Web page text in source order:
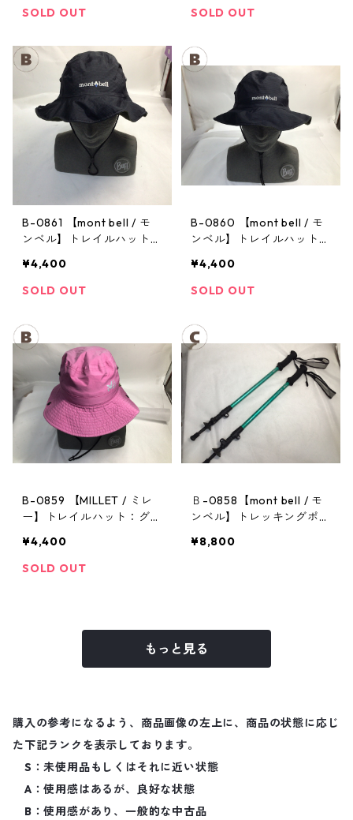
SOLD OUT
イズ
SOLD OUT
B-0861 【mont bell / モ
ンベル】トレイルハット：
ハット Men's ブラック Lサ
イズ
¥4,400
SOLD OUT
B-0860 【mont bell / モ
ンベル】トレイルハット：
ハット Men's ブラック Lサ
イズ
¥4,400
SOLD OUT
B-0859 【MILLET / ミレ
ー】トレイルハット：グラ
ト ピンク Mサイズ
¥4,400
SOLD OUT
Ｂ-0858【mont bell / モ
ンベル】トレッキングポー
ロックアンチショック EN
¥8,800
もっと見る
購入の参考になるよう、商品画像の左上に、商品の状態に応じ
た下記ランクを表示しております。
S：未使用品もしくはそれに近い状態
A：使用感はあるが、良好な状態
B：使用感があり、一般的な中古品